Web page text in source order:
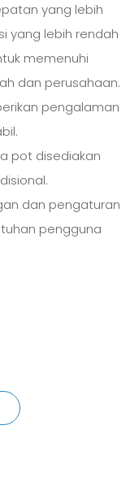
yang lebih
yang lebih rendah
memenuhi
dan perusahaan.
pengalaman
pot disediakan
dan pengaturan
pengguna